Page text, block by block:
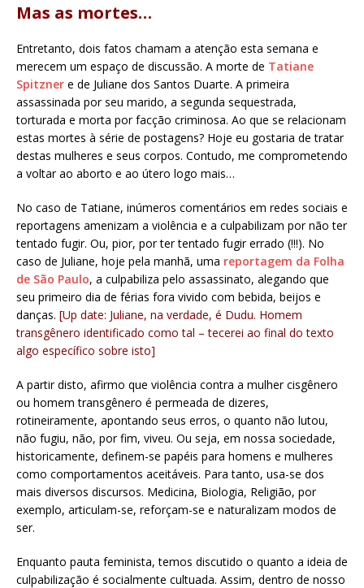
Mas as mortes…
Entretanto, dois fatos chamam a atenção esta semana e
merecem um espaço de discussão. A morte de Tatiane
Spitzner e de Juliane dos Santos Duarte. A primeira
assassinada por seu marido, a segunda sequestrada,
torturada e morta por facção criminosa. Ao que se relacionam
estas mortes à série de postagens? Hoje eu gostaria de tratar
destas mulheres e seus corpos. Contudo, me comprometendo
a voltar ao aborto e ao útero logo mais…
No caso de Tatiane, inúmeros comentários em redes sociais e
reportagens amenizam a violência e a culpabilizam por não ter
tentado fugir. Ou, pior, por ter tentado fugir errado (!!!). No
caso de Juliane, hoje pela manhã, uma reportagem da Folha
de São Paulo, a culpabiliza pelo assassinato, alegando que
seu primeiro dia de férias fora vivido com bebida, beijos e
danças. [Up date: Juliane, na verdade, é Dudu. Homem
transgênero identificado como tal – tecerei ao final do texto
algo específico sobre isto]
A partir disto, afirmo que violência contra a mulher cisgênero
ou homem transgênero é permeada de dizeres,
rotineiramente, apontando seus erros, o quanto não lutou,
não fugiu, não, por fim, viveu. Ou seja, em nossa sociedade,
historicamente, definem-se papéis para homens e mulheres
como comportamentos aceitáveis. Para tanto, usa-se dos
mais diversos discursos. Medicina, Biologia, Religião, por
exemplo, articulam-se, reforçam-se e naturalizam modos de
ser.
Enquanto pauta feminista, temos discutido o quanto a ideia de
culpabilização é socialmente cultuada. Assim, dentro de nosso